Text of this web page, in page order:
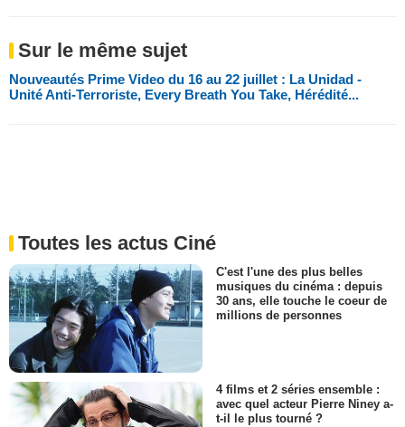
Sur le même sujet
Nouveautés Prime Video du 16 au 22 juillet : La Unidad -
Unité Anti-Terroriste, Every Breath You Take, Hérédité...
Toutes les actus Ciné
C'est l'une des plus belles
musiques du cinéma : depuis
30 ans, elle touche le coeur de
millions de personnes
4 films et 2 séries ensemble :
avec quel acteur Pierre Niney a-
t-il le plus tourné ?